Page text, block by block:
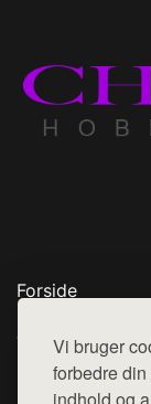
Vi bruger
forbedre
Forside
Top Rabatter
Kontakt